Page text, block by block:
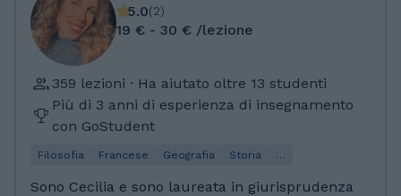
5.0(2)
19 € - 30 € /lezione
359 lezioni · Ha aiutato oltre 13 studenti
Più di 3 anni di esperienza di insegnamento
con GoStudent
Filosofia Francese Geografia Storia …
Sono Cecilia e sono laureata in giurisprudenza